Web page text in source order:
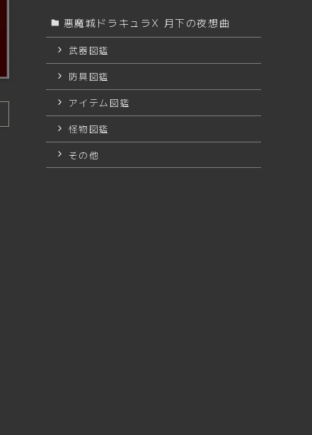
悪魔城ドラキュラX 月下の夜想曲
武器図鑑
防具図鑑
アイテム図鑑
怪物図鑑
その他